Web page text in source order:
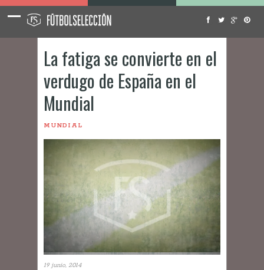
La fatiga se convierte en el
verdugo de España en el
Mundial
MUNDIAL
19 junio, 2014